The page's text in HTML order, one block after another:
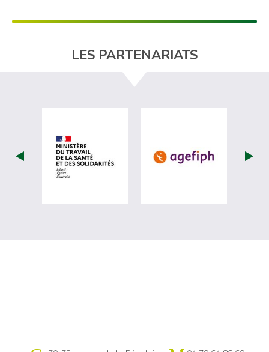
LES PARTENARIATS
visiter les site de Ministère du travail
visiter les